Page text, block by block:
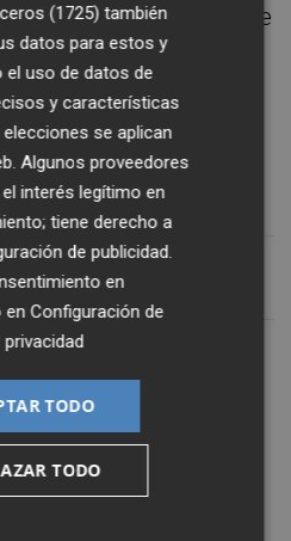
es una cuestión vital de
desde las
que invitan a
más detalles de
su
caixa-de-resistencia
HUELGA EDUCACIÓN
(1725) también
datos para estos y
el uso de datos de
y características
se aplican
Algunos proveedores
interés legítimo en
tiene derecho a
de publicidad
en
enConfiguración de
TODO
TODO